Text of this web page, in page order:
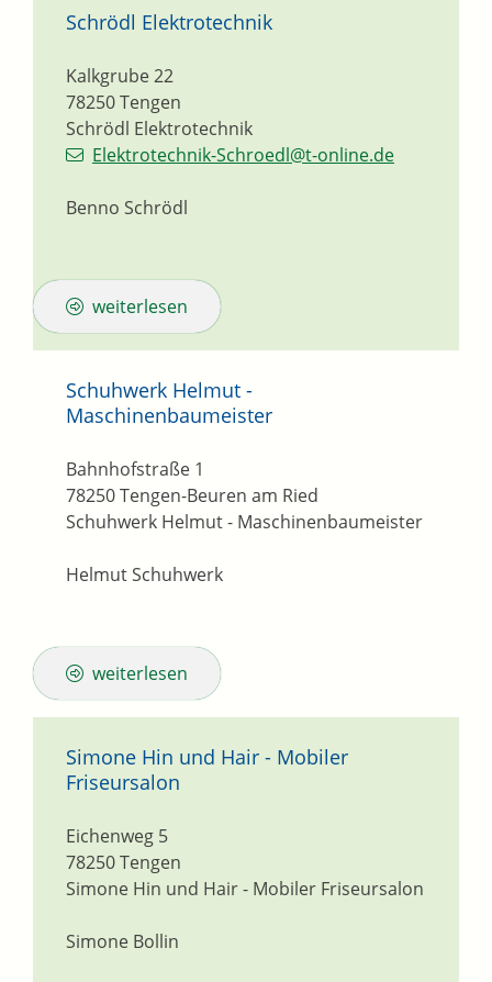
Schrödl Elektrotechnik
Schrödl Elektrotechnik
Kalkgrube 22
78250Tengen
Elektrotechnik-Schroedl@t-online.de
Benno Schrödl
weiterlesen
Schuhwerk Helmut -
Maschinenbaumeister
Schuhwerk Helmut - Maschinenbaumeister
Bahnhofstraße 1
78250Tengen-Beuren am Ried
Helmut Schuhwerk
weiterlesen
Simone Hin und Hair - Mobiler
Friseursalon
Simone Hin und Hair - Mobiler Friseursalon
Eichenweg 5
78250Tengen
Simone Bollin